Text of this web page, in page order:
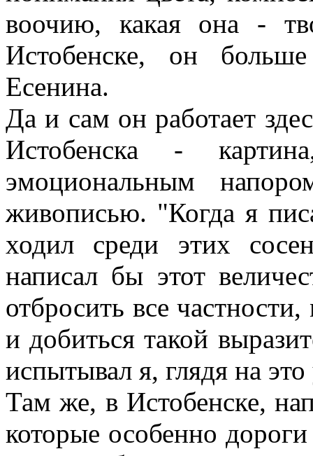
воочию, какая она -
Истобенске, он
Есенина.
Да и сам он работает
Истобенска -
эмоциональным
живописью. "Когда я
ходил среди этих
написал бы этот
отбросить все
и добиться такой
испытывал я, глядя на
Там же, в Истобенске,
которые особенно